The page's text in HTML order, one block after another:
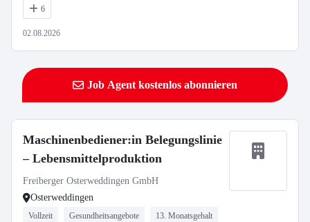
6
02.08.2026
Job Agent kostenlos abonnieren
Maschinenbediener:in Belegungslinie
– Lebensmittelproduktion
Freiberger Osterweddingen GmbH
Osterweddingen
Vollzeit Gesundheitsangebote 13. Monatsgehalt